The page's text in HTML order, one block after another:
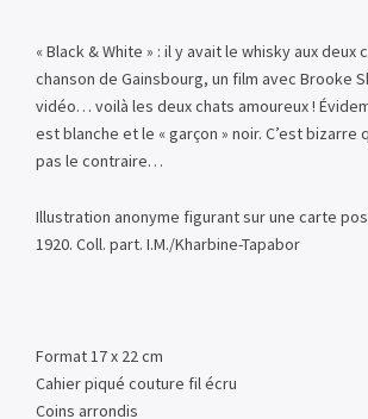
« Black & White » : il y avait le whisky aux deux
chanson de Gainsbourg, un film avec Brooke
vidéo… voilà les deux chats amoureux !
est blanche et le « garçon » noir. C’est bizarre
pas le contraire…
Illustration anonyme figurant sur une carte
1920. Coll. part. I.M./Kharbine-Tapabor
Format 17 x 22 cm
Cahier piqué couture fil écru
Coins arrondis